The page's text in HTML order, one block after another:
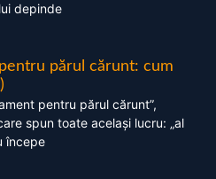
depinde
părul cărunt: cum
pentru părul cărunt”,
spun toate același lucru: „al
începe